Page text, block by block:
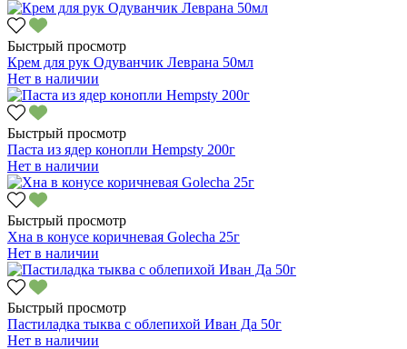
Быстрый просмотр
Крем для рук Одуванчик Леврана 50мл
Нет в наличии
Быстрый просмотр
Паста из ядер конопли Hempsty 200г
Нет в наличии
Быстрый просмотр
Хна в конусе коричневая Golecha 25г
Нет в наличии
Быстрый просмотр
Пастиладка тыква с облепихой Иван Да 50г
Нет в наличии